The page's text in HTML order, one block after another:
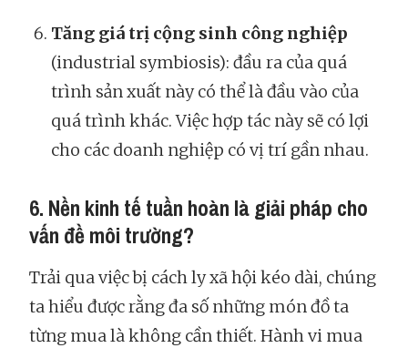
Tăng giá trị cộng sinh công nghiệp
(industrial symbiosis): đầu ra của quá
trình sản xuất này có thể là đầu vào của
quá trình khác. Việc hợp tác này sẽ có lợi
cho các doanh nghiệp có vị trí gần nhau.
6. Nền kinh tế tuần hoàn là giải pháp cho
vấn đề môi trường?
Trải qua việc bị cách ly xã hội kéo dài, chúng
ta hiểu được rằng đa số những món đồ ta
từng mua là không cần thiết. Hành vi mua